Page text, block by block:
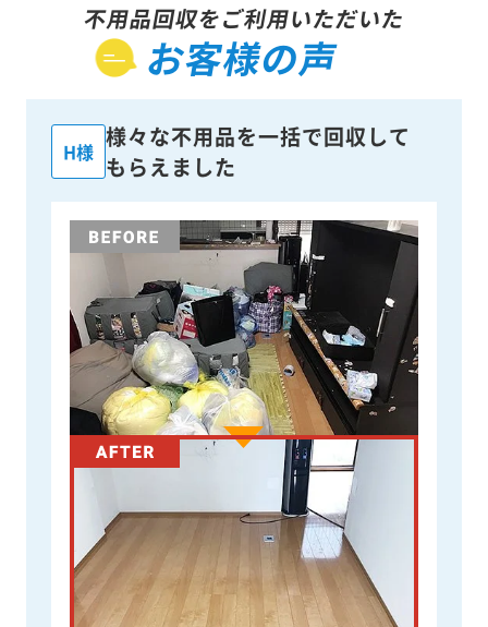
不用品回収をご利用いただいた
お客様の声
H様
様々な不用品を一括で回収して
もらえました